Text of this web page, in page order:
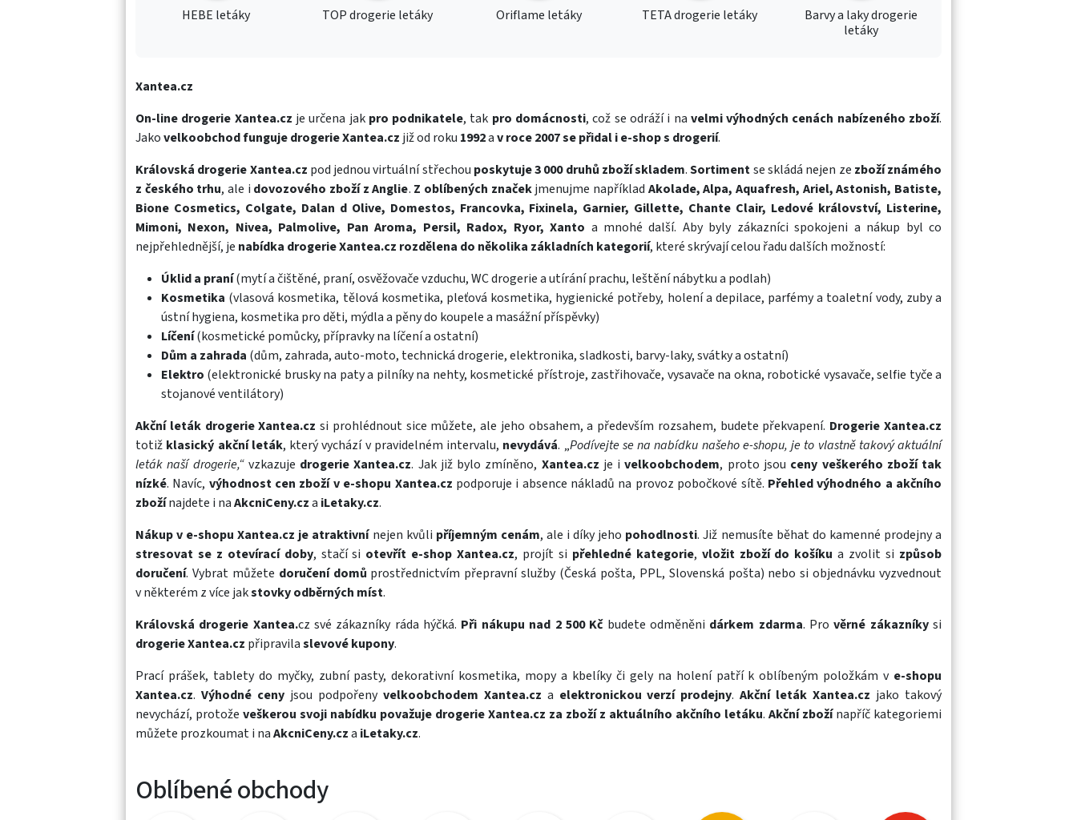
HEBE letáky TOP drogerie letáky Oriflame letáky TETA drogerie letáky
Barvy a laky drogerie
letáky
Xantea.cz
On-line drogerie Xantea.cz je určena jak pro podnikatele, tak pro domácnosti, což se odráží i na velmi výhodných cenách nabízeného zboží.
Jakovelkoobchod funguje drogerie Xantea.cz již od roku 1992av roce 2007 se přidal i e-shop s drogerií.
Královská drogerie Xantea.cz pod jednou virtuální střechou poskytuje 3 000 druhů zboží skladem.Sortimentse skládá nejen ze zboží známého
z českého trhu, ale i dovozového zboží z Anglie. Z oblíbených značekjmenujme například Akolade, Alpa, Aquafresh, Ariel, Astonish, Batiste,
Bione Cosmetics, Colgate, Dalan d Olive, Domestos, Francovka, Fixinela, Garnier, Gillette, Chante Clair, Ledové království, Listerine,
Mimoni, Nexon, Nivea, Palmolive, Pan Aroma, Persil, Radox, Ryor, Xanto a mnohé další. Aby byly zákazníci spokojeni a nákup byl co
nejpřehlednější, je nabídka drogerie Xantea.cz rozdělena do několika základních kategorií, které skrývají celou řadu dalších možností:
Úklid a praní(mytí a čištěné, praní, osvěžovače vzduchu, WC drogerie a utírání prachu, leštění nábytku a podlah)
Kosmetika (vlasová kosmetika, tělová kosmetika, pleťová kosmetika, hygienické potřeby, holení a depilace, parfémy a toaletní vody, zuby a
ústní hygiena, kosmetika pro děti, mýdla a pěny do koupele a masážní příspěvky)
Líčení(kosmetické pomůcky, přípravky na líčení a ostatní)
Dům a zahrada (dům, zahrada, auto-moto, technická drogerie, elektronika, sladkosti, barvy-laky, svátky a ostatní)
Elektro (elektronické brusky na paty a pilníky na nehty, kosmetické přístroje, zastřihovače, vysavače na okna, robotické vysavače, selfie tyče a
stojanové ventilátory)
Akční leták drogerie Xantea.cz si prohlédnout sice můžete, ale jeho obsahem, a především rozsahem, budete překvapení. Drogerie Xantea.cz
totiž klasický akční leták, který vychází v pravidelném intervalu, nevydává. „Podívejte se na nabídku našeho e-shopu, je to vlastně takový aktuální
leták naší drogerie,“ vzkazuje drogerie Xantea.cz. Jak již bylo zmíněno, Xantea.cz je ivelkoobchodem, proto jsou ceny veškerého zboží tak
nízké. Navíc, výhodnost cen zboží v e-shopu Xantea.cz podporuje i absence nákladů na provoz pobočkové sítě. Přehled výhodného a akčního
zbožínajdete i naAkcniCeny.cza iLetaky.cz.
Nákup v e-shopu Xantea.cz je atraktivnínejen kvůli příjemným cenám, ale i díky jeho pohodlnosti. Již nemusíte běhat do kamenné prodejny a
stresovat se z otevírací doby, stačí si otevřít e-shop Xantea.cz, projít si přehledné kategorie, vložit zboží do košíku a zvolit si způsob
doručení. Vybrat můžete doručení domů prostřednictvím přepravní služby (Česká pošta, PPL, Slovenská pošta) nebo si objednávku vyzvednout
v některém z více jakstovky odběrných míst.
Královská drogerie Xantea.cz své zákazníky ráda hýčká. Při nákupu nad 2 500 Kčbudete odměněni dárkem zdarma. Prověrné zákazníkysi
drogerie Xantea.cz připravilaslevové kupony.
Prací prášek, tablety do myčky, zubní pasty,dekorativní kosmetika, mopy a kbelíkyči gely na holení patří k oblíbeným položkám v e-shopu
Xantea.cz. Výhodné cenyjsou podpořeny velkoobchodem Xantea.cz a elektronickou verzí prodejny.Akční leták Xantea.cz jako takový
nevychází, protože veškerou svoji nabídku považuje drogerie Xantea.cz za zboží z aktuálního akčního letáku. Akční zbožínapříč kategoriemi
můžete prozkoumat i naAkcniCeny.cza iLetaky.cz.
Oblíbené obchody